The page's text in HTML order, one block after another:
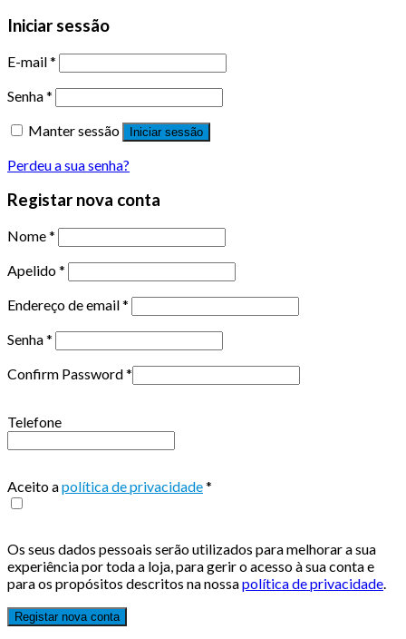
Iniciar sessão
E-mail*
Senha*
Manter sessão
Iniciar sessão
Perdeu a sua senha?
Registar nova conta
Nome*
Apelido*
Endereço de email*
Senha*
Confirm Password*
Telefone
Aceito apolítica de privacidade*
Os seus dados pessoais serão utilizados para melhorar a sua
experiência por toda a loja, para gerir o acesso à sua conta e
para os propósitos descritos na nossapolítica de privacidade.
Registar nova conta